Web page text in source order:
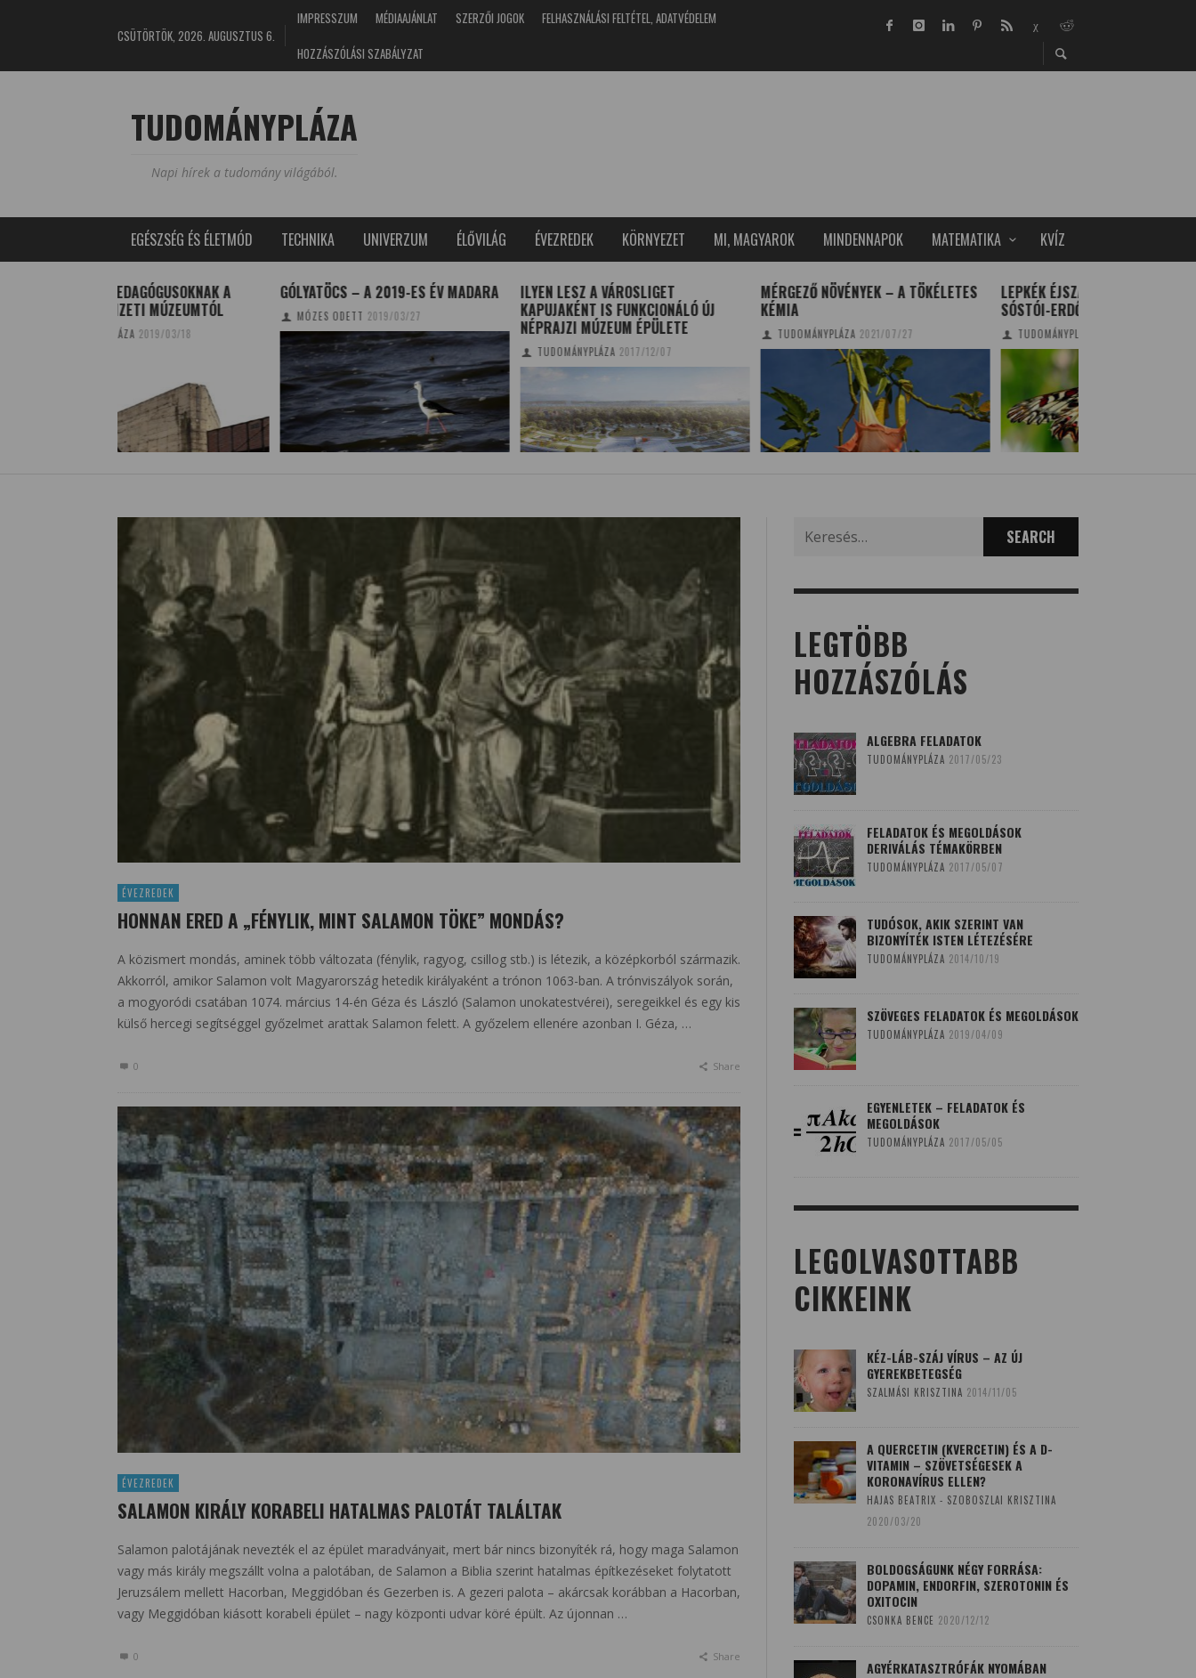
CSÜTÖRTÖK, 2026. AUGUSZTUS 6.
IMPRESSZUM MÉDIAAJÁNLAT SZERZŐI JOGOK
FELHASZNÁLÁSI FELTÉTEL, ADATVÉDELEM
HOZZÁSZÓLÁSI SZABÁLYZAT
TUDOMÁNYPLÁZA
Napi hírek a tudomány világából.
EGÉSZSÉG ÉS ÉLETMÓD TECHNIKA UNIVERZUM ÉLŐVILÁG ÉVEZREDEK KÖRNYEZET MI, MAGYAROK MINDENNAPOK MATEMATIKA KVÍZ
GÓLYATÖCS – A 2019-ES ÉV MADARA
MÓZES ODETT 2019/03/27
ILYEN LESZ A VÁROSLIGET
KAPUJAKÉNT IS FUNKCIONÁLÓ ÚJ
NÉPRAJZI MÚZEUM ÉPÜLETE
TUDOMÁNYPLÁZA 2017/12/07
MÉRGEZŐ NÖVÉNYEK – A TÖKÉLETES
KÉMIA
TUDOMÁNYPLÁZA
LEPKÉK ÉJSZAKÁJA A NYÍREGYHÁZI
TUDOMÁNYPLÁZA
ÉVEZREDEK
HONNAN ERED A „FÉNYLIK, MINT SALAMON TÖKE” MONDÁS?
A közismert mondás, aminek több változata (fénylik, ragyog, csillog stb.) is létezik, a középkorból származik.
Akkorról, amikor Salamon volt Magyarország hetedik királyaként a trónon 1063-ban. A trónviszályok során,
a mogyoródi csatában 1074. március 14-én Géza és László (Salamon unokatestvérei), seregeikkel és egy kis
külső hercegi segítséggel győzelmet arattak Salamon felett. A győzelem ellenére azonban I. Géza, …
0 Share
ÉVEZREDEK
SALAMON KIRÁLY KORABELI HATALMAS PALOTÁT TALÁLTAK
Salamon palotájának nevezték el az épület maradványait, mert bár nincs bizonyíték rá, hogy maga Salamon
vagy más király megszállt volna a palotában, de Salamon a Biblia szerint hatalmas építkezéseket folytatott
Jeruzsálem mellett Hacorban, Meggidóban és Gezerben is. A gezeri palota – akárcsak korábban a Hacorban,
vagy Meggidóban kiásott korabeli épület – nagy központi udvar köré épült. Az újonnan …
0 Share
for:
LEGTÖBB
HOZZÁSZÓLÁS
ALGEBRA FELADATOK
TUDOMÁNYPLÁZA 2017/05/23
FELADATOK ÉS MEGOLDÁSOK
DERIVÁLÁS TÉMAKÖRBEN
TUDOMÁNYPLÁZA 2017/05/07
TUDÓSOK, AKIK SZERINT VAN
BIZONYÍTÉK ISTEN LÉTEZÉSÉRE
TUDOMÁNYPLÁZA 2014/10/19
SZÖVEGES FELADATOK ÉS MEGOLDÁSOK
TUDOMÁNYPLÁZA 2019/04/09
EGYENLETEK – FELADATOK ÉS
MEGOLDÁSOK
TUDOMÁNYPLÁZA 2017/05/05
LEGOLVASOTTABB
CIKKEINK
KÉZ-LÁB-SZÁJ VÍRUS – AZ ÚJ
GYEREKBETEGSÉG
SZALMÁSI KRISZTINA 2014/11/05
A QUERCETIN (KVERCETIN) ÉS A D-
VITAMIN – SZÖVETSÉGESEK A
KORONAVÍRUS ELLEN?
HAJAS BEATRIX - SZOBOSZLAI KRISZTINA
2020/03/20
BOLDOGSÁGUNK NÉGY FORRÁSA:
DOPAMIN, ENDORFIN, SZEROTONIN ÉS
OXITOCIN
CSONKA BENCE 2020/12/12
AGYÉRKATASZTRÓFÁK NYOMÁBAN